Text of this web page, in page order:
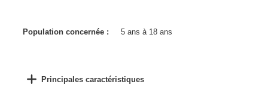
Population concernée : 5 ans à 18 ans
Principales caractéristiques